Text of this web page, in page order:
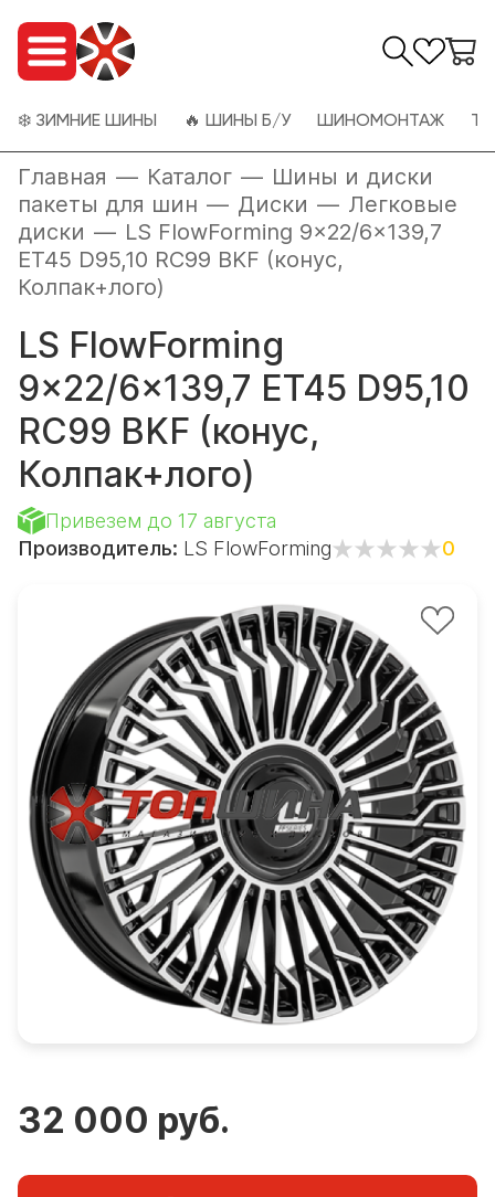
❄️ ЗИМНИЕ ШИНЫ 🔥 ШИНЫ Б/У ШИНОМОНТАЖ
Главная — Каталог — Шины и диски
пакеты для шин — Диски — Легковые
диски — LS FlowForming 9x22/6x139,7
ET45 D95,10 RC99 BKF (конус,
Колпак+лого)
LS FlowForming
9x22/6x139,7 ET45 D95,10
RC99 BKF (конус,
Колпак+лого)
Привезем до 17 августа
Производитель: LS FlowForming 0
32 000 руб.